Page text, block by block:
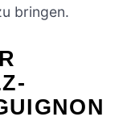
bringen.